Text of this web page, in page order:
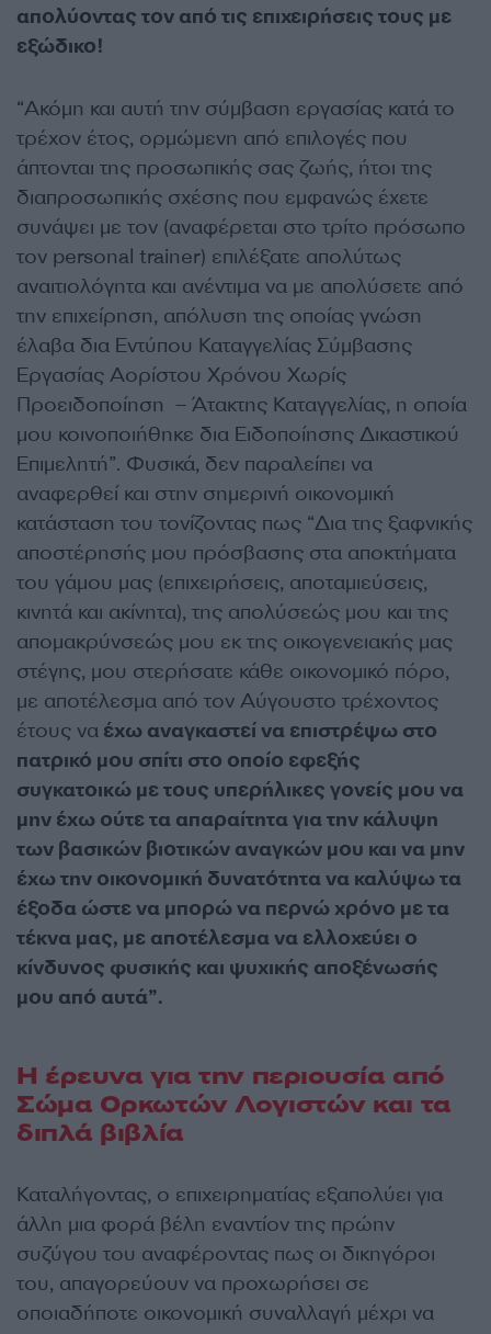
απολύοντας τον από τις επιχειρήσεις τους με
εξώδικο!
“Ακόμη και αυτή την σύμβαση εργασίας κατά το
τρέχον έτος, ορμώμενη από επιλογές που
άπτονται της προσωπικής σας ζωής, ήτοι της
διαπροσωπικής σχέσης που εμφανώς έχετε
συνάψει με τον (αναφέρεται στο τρίτο πρόσωπο
τον personal trainer) επιλέξατε απολύτως
αναιτιολόγητα και ανέντιμα να με απολύσετε από
την επιχείρηση, απόλυση της οποίας γνώση
έλαβα δια Εντύπου Καταγγελίας Σύμβασης
Εργασίας Αορίστου Χρόνου Χωρίς
Προειδοποίηση – Άτακτης Καταγγελίας, η οποία
μου κοινοποιήθηκε δια Ειδοποίησης Δικαστικού
Επιμελητή”. Φυσικά, δεν παραλείπει να
αναφερθεί και στην σημερινή οικονομική
κατάσταση του τονίζοντας πως “Δια της ξαφνικής
αποστέρησής μου πρόσβασης στα αποκτήματα
του γάμου μας (επιχειρήσεις, αποταμιεύσεις,
κινητά και ακίνητα), της απολύσεώς μου και της
απομακρύνσεώς μου εκ της οικογενειακής μας
στέγης, μου στερήσατε κάθε οικονομικό πόρο,
με αποτέλεσμα από τον Αύγουστο τρέχοντος
έτους να έχω αναγκαστεί να επιστρέψω στο
πατρικό μου σπίτι στο οποίο εφεξής
συγκατοικώ με τους υπερήλικες γονείς μου να
μην έχω ούτε τα απαραίτητα για την κάλυψη
των βασικών βιοτικών αναγκών μου και να μην
έχω την οικονομική δυνατότητα να καλύψω τα
έξοδα ώστε να μπορώ να περνώ χρόνο με τα
τέκνα μας, με αποτέλεσμα να ελλοχεύει ο
κίνδυνος φυσικής και ψυχικής αποξένωσής
μου από αυτά”.
Η έρευνα για την περιουσία από
Σώμα Ορκωτών Λογιστών και τα
διπλά βιβλία
Καταλήγοντας, ο επιχειρηματίας εξαπολύει για
άλλη μια φορά βέλη εναντίον της πρώην
συζύγου του αναφέροντας πως οι δικηγόροι
του, απαγορεύουν να προχωρήσει σε
οποιαδήποτε οικονομική συναλλαγή μέχρι να